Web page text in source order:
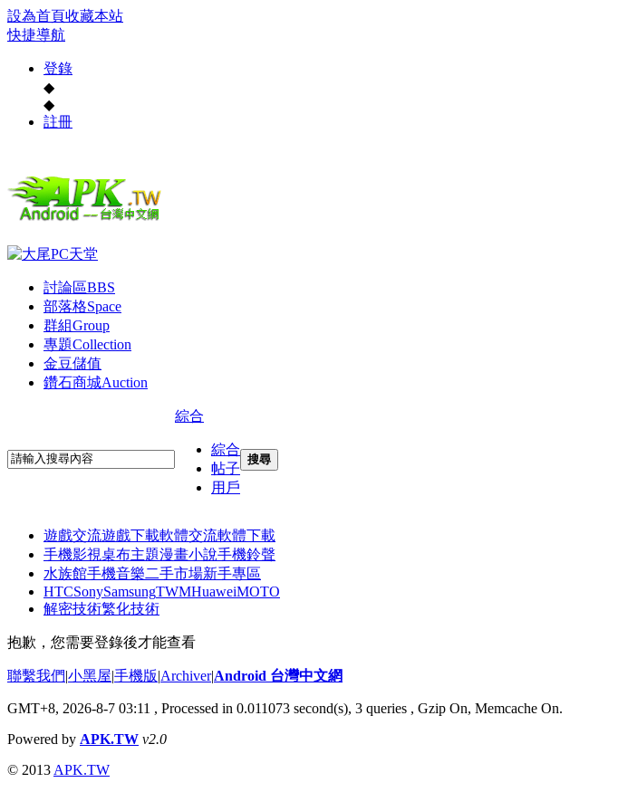
設為首頁收藏本站
快捷導航
登錄
◆
◆
註冊
討論區BBS
部落格Space
群組Group
專題Collection
金豆儲值
鑽石商城Auction
綜合
綜合
帖子
用戶
搜尋
遊戲交流遊戲下載軟體交流軟體下載
手機影視桌布主題漫畫小說手機鈴聲
水族館手機音樂二手市場新手專區
HTCSonySamsungTWMHuaweiMOTO
解密技術繁化技術
抱歉，您需要登錄後才能查看
聯繫我們|小黑屋|手機版|Archiver|Android 台灣中文網
GMT+8, 2026-8-7 03:11 , Processed in 0.011073 second(s), 3 queries , Gzip On, Memcache On.
Powered by APK.TW v2.0
© 2013 APK.TW